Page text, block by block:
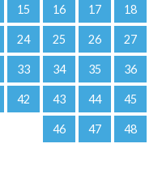
15 16 17 18
24 25 26 27
33 34 35 36
42 43 44 45
46 47 48